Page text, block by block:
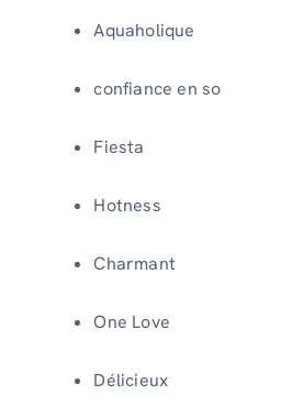
Aquaholique
confiance en so
Fiesta
Hotness
Charmant
One Love
Délicieux